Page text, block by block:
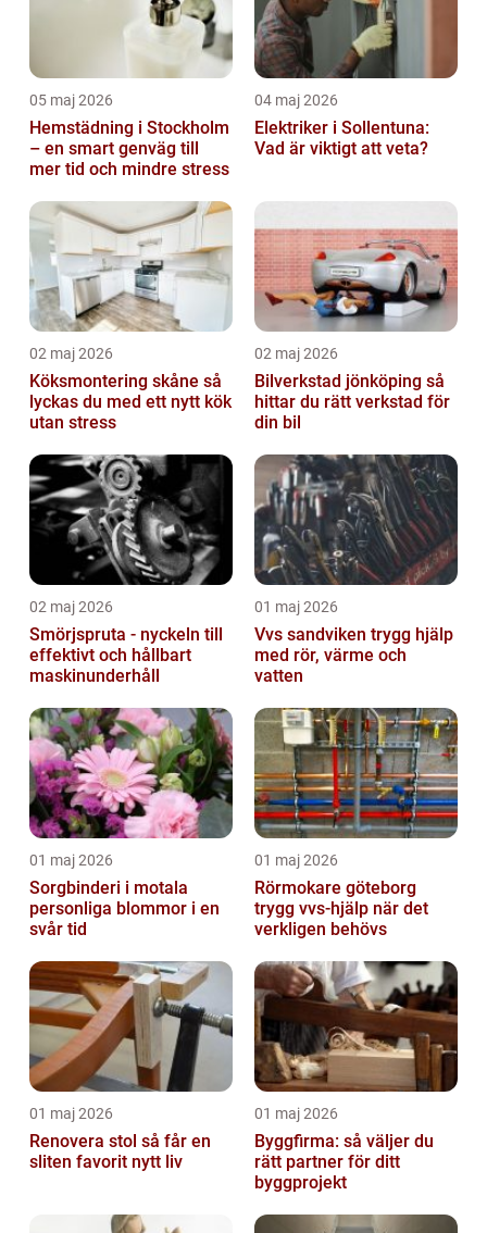
05 maj 2026
Hemstädning i Stockholm
– en smart genväg till
mer tid och mindre stress
04 maj 2026
Elektriker i Sollentuna:
Vad är viktigt att veta?
02 maj 2026
Köksmontering skåne så
lyckas du med ett nytt kök
utan stress
02 maj 2026
Bilverkstad jönköping så
hittar du rätt verkstad för
din bil
02 maj 2026
Smörjspruta - nyckeln till
effektivt och hållbart
maskinunderhåll
01 maj 2026
Vvs sandviken trygg hjälp
med rör, värme och
vatten
01 maj 2026
Sorgbinderi i motala
personliga blommor i en
svår tid
01 maj 2026
Rörmokare göteborg
trygg vvs-hjälp när det
verkligen behövs
01 maj 2026
Renovera stol så får en
sliten favorit nytt liv
01 maj 2026
Byggfirma: så väljer du
rätt partner för ditt
byggprojekt